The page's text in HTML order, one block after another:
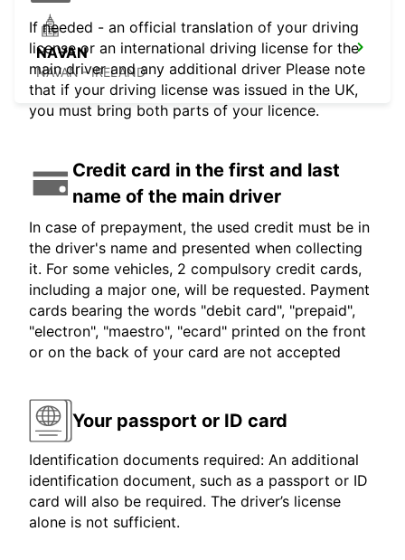
NAVAN
NAVAN - IRELAND
If needed - an official translation of your driving
license or an international driving license for the
main driver and any additional driver Please note
that if your driving license was issued in the UK,
you must bring both parts of your licence.
Credit card in the first and last
name of the main driver
In case of prepayment, the used credit must be in
the driver's name and presented when collecting
it. For some vehicles, 2 compulsory credit cards,
including a major one, will be requested. Payment
cards bearing the words "debit card", "prepaid",
"electron", "maestro", "ecard" printed on the front
or on the back of your card are not accepted
Your passport or ID card
Identification documents required: An additional
identification document, such as a passport or ID
card will also be required. The driver’s license
alone is not sufficient.